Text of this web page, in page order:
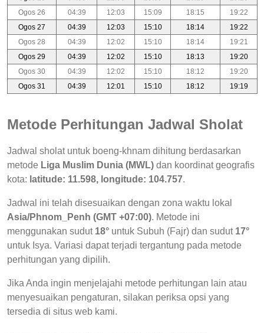
Ogos 26
04:39 12:03 15:09 18:15
19:22
Ogos 27
04:39 12:03 15:10 18:14
19:22
Ogos 28
04:39 12:02 15:10 18:14
19:21
Ogos 29
04:39 12:02 15:10 18:13
19:20
Ogos 30
04:39 12:02 15:10 18:12
19:20
Ogos 31
04:39 12:01 15:10 18:12 19:19
Metode Perhitungan Jadwal Sholat
Jadwal sholat untuk boeng-khnam dihitung berdasarkan
metode Liga Muslim Dunia (MWL) dan koordinat geografis
kota: latitude: 11.598, longitude: 104.757.
Jadwal ini telah disesuaikan dengan zona waktu lokal
Asia/Phnom_Penh (GMT +07:00). Metode ini
menggunakan sudut 18° untuk Subuh (Fajr) dan sudut 17°
untuk Isya. Variasi dapat terjadi tergantung pada metode
perhitungan yang dipilih.
Jika Anda ingin menjelajahi metode perhitungan lain atau
menyesuaikan pengaturan, silakan periksa opsi yang
tersedia di situs web kami.